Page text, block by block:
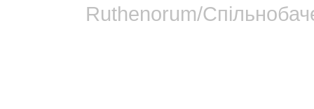
Ruthenorum/